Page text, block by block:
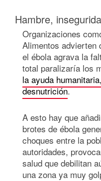
Hambre,
Organizaciones
Alimentos advierten
el ébola agrava la
total paralizaría los
la ayuda
desnutrición.
A esto hay que
brotes de ébola
choques entre la
autoridades,
salud que debilitan
una zona ya muy